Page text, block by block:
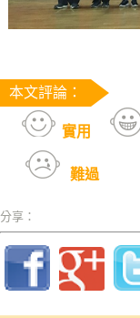
本文評論：
實用
難過
分享：